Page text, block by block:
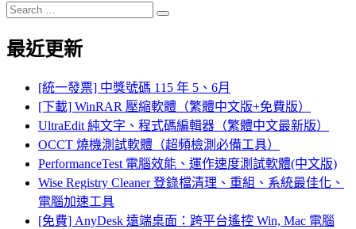
Search
for:
Search
最近更新
[統一發票] 中獎號碼 115 年 5、6月
[下載] WinRAR 壓縮軟體（繁體中文版+免費版）
UltraEdit 純文字、程式碼編輯器（繁體中文最新版）
OCCT 燒機測試軟體（超頻檢測必備工具）
PerformanceTest 電腦效能、運作速度測試軟體(中文版)
Wise Registry Cleaner 登錄檔清理、重組、系統最佳化、
電腦加速工具
[免費] AnyDesk 遠端桌面：跨平台遙控 Win, Mac 電腦